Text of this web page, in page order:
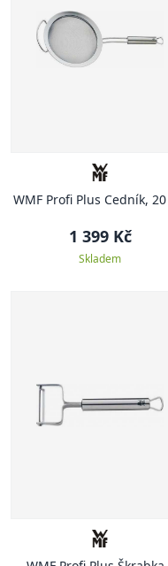
WMF Profi Plus Cedník,
1 399 Kč
Skladem